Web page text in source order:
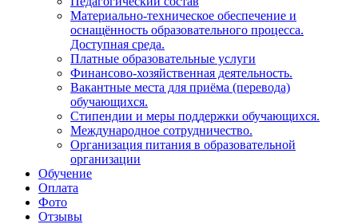
Материально-техническое обеспечение и
оснащённость образовательного процесса.
Доступная среда.
Платные образовательные услуги
Финансово-хозяйственная деятельность.
Вакантные места для приёма (перевода)
обучающихся.
Стипендии и меры поддержки обучающихся.
Международное сотрудничество.
Организация питания в образовательной
организации
Обучение
Оплата
Фото
Отзывы